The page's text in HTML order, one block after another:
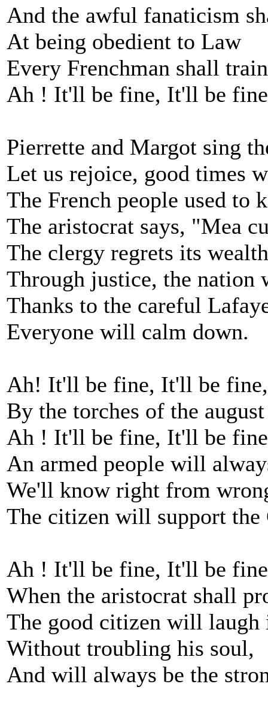
And the awful fanaticism
At being obedient to Law
Every Frenchman shall train
Ah ! It'll be fine, It'll be
Pierrette and Margot sing
Let us rejoice, good times
The French people used to
The aristocrat says, "Mea
The clergy regrets its
Through justice, the nation
Thanks to the careful
Everyone will calm down.
Ah! It'll be fine, It'll be
By the torches of the
Ah ! It'll be fine, It'll be
An armed people will
We'll know right from
The citizen will support the
Ah ! It'll be fine, It'll be
When the aristocrat shall
The good citizen will laugh
Without troubling his soul,
And will always be the